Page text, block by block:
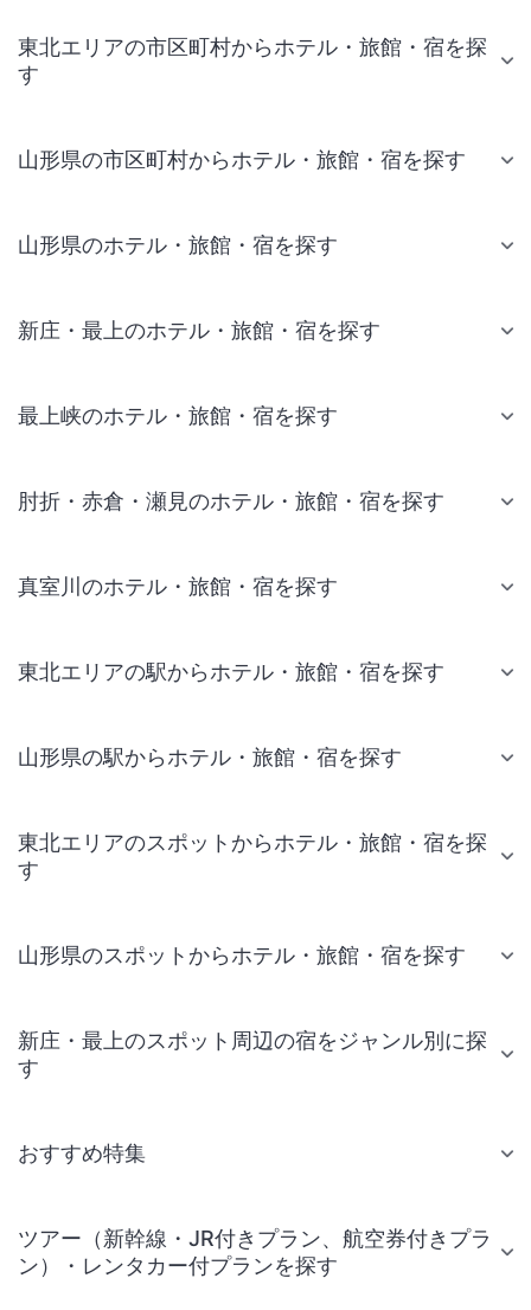
東北エリアの市区町村からホテル・旅館・宿を探
す
山形県の市区町村からホテル・旅館・宿を探す
山形県のホテル・旅館・宿を探す
新庄・最上のホテル・旅館・宿を探す
最上峡のホテル・旅館・宿を探す
肘折・赤倉・瀬見のホテル・旅館・宿を探す
真室川のホテル・旅館・宿を探す
東北エリアの駅からホテル・旅館・宿を探す
山形県の駅からホテル・旅館・宿を探す
東北エリアのスポットからホテル・旅館・宿を探
す
山形県のスポットからホテル・旅館・宿を探す
新庄・最上のスポット周辺の宿をジャンル別に探
す
おすすめ特集
ツアー（新幹線・JR付きプラン、航空券付きプラ
ン）・レンタカー付プランを探す